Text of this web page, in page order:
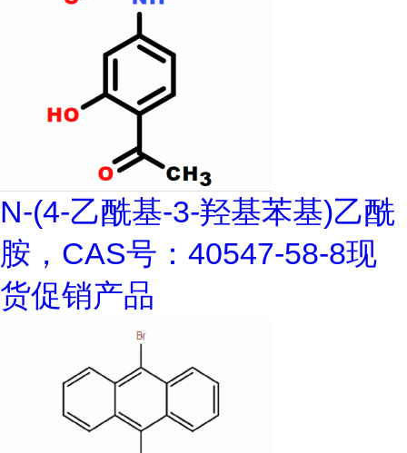
N-(4-乙酰基-3-羟基苯基)乙酰
胺，CAS号：40547-58-8现
货促销产品